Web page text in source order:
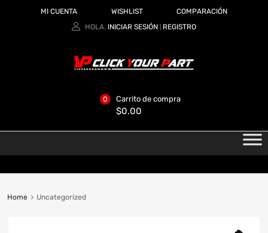
MI CUENTA WISHLIST
COMPARACIÓN
HOLA. INICIAR SESIÓN REGISTRO
Carrito de compra
$0.00
0
Home Uncategorized